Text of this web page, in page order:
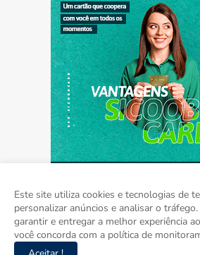
Home Sobre Contato
Este site utiliza cookies e tecnologias de
personalizar anúncios e analisar o
garantir e entregar a melhor experiência
você concorda com a política de